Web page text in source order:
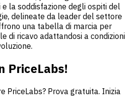
la soddisfazione degli ospiti del
delineate da leader del settore
una tabella di marcia per
di ricavo adattandosi a condizioni
PriceLabs!
PriceLabs? Prova gratuita. Inizia